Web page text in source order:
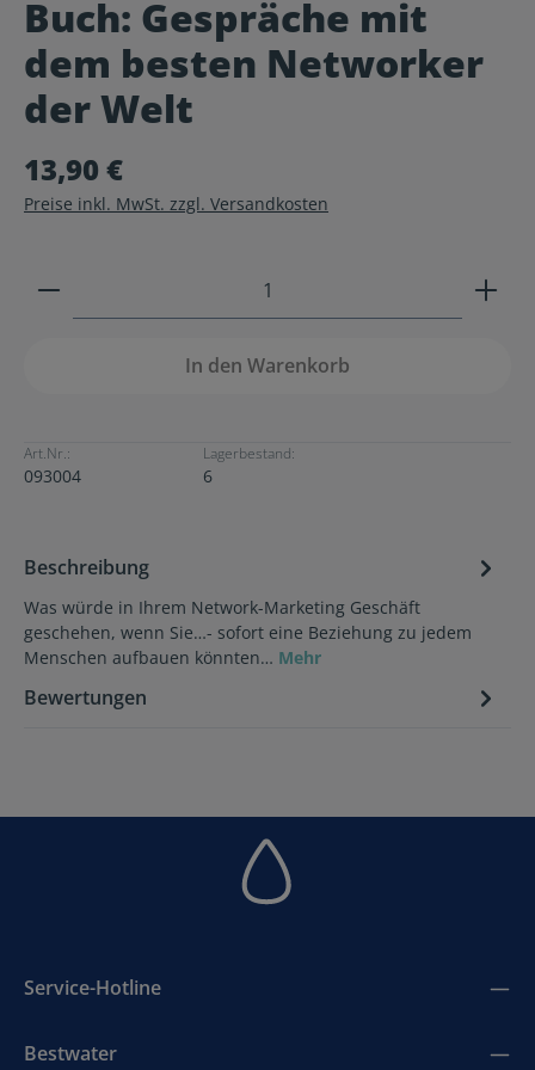
Durchschnittliche Bewertung von 0 von 5 Sternen
Buch: Gespräche mit
dem besten Networker
der Welt
13,90 €
Preise inkl. MwSt. zzgl. Versandkosten
Produkt Anzahl: Gib den gewünschten Wert ein
In den Warenkorb
Art.Nr.:
093004
Lagerbestand:
6
Beschreibung
Was würde in Ihrem Network-Marketing Geschäft
geschehen, wenn Sie…- sofort eine Beziehung zu jedem
Menschen aufbauen könnten… Mehr
Bewertungen
Service-Hotline
Bestwater